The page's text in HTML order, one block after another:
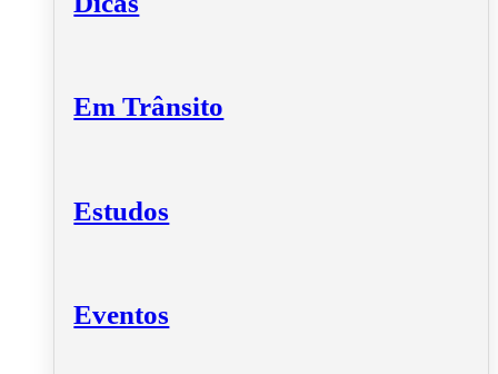
Em Trânsito
Estudos
Eventos